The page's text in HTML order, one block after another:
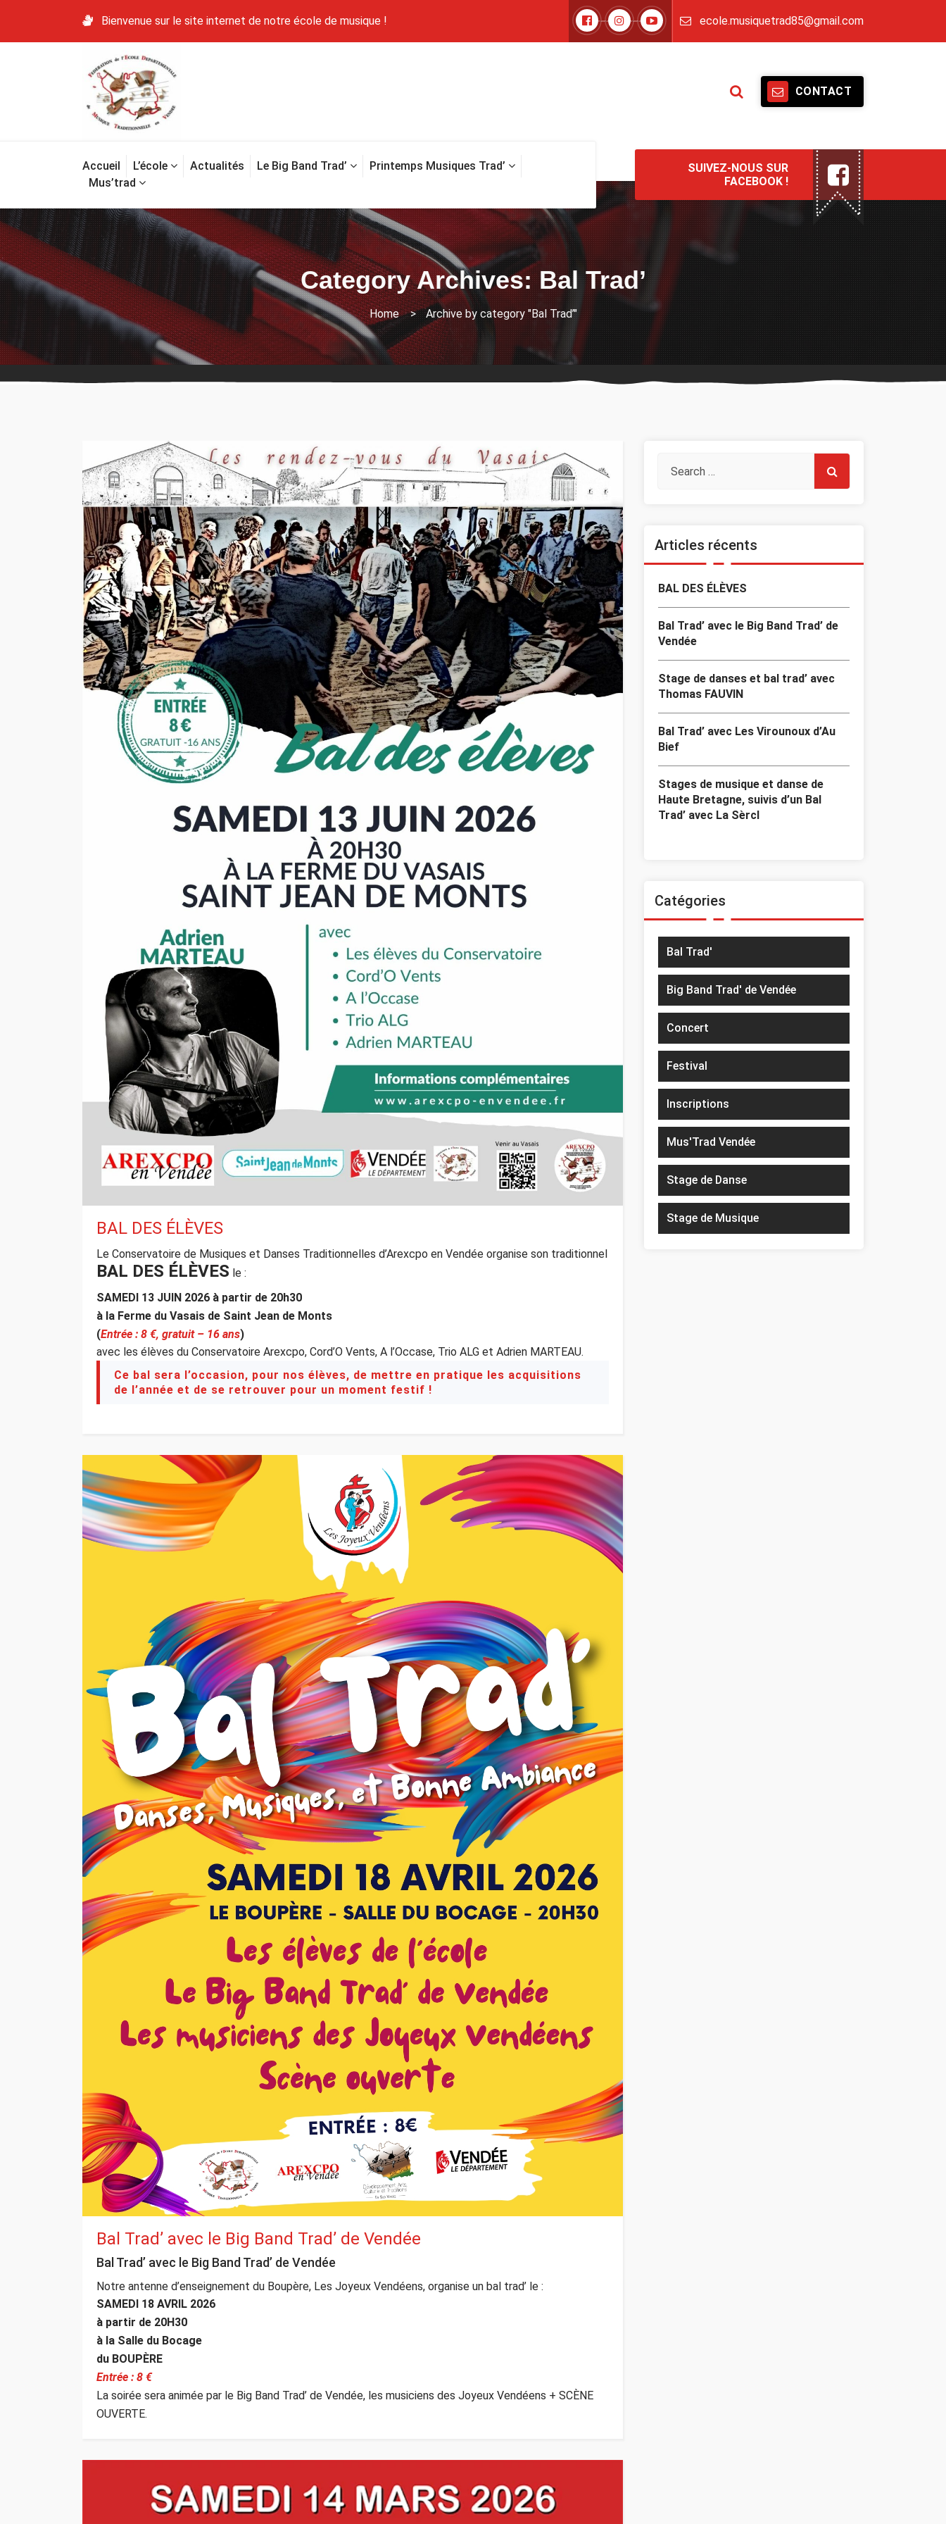
Bienvenue sur le site internet de notre école de musique ! ecole.musiquetrad85@gmail.com
CONTACT
Accueil L’école Actualités Le Big Band Trad’
Printemps Musiques Trad’
Mus’trad
SUIVEZ-NOUS SUR
FACEBOOK !
Category Archives: Bal Trad’
Home > Archive by category "Bal Trad’"
BAL DES ÉLÈVES
Le Conservatoire de Musiques et Danses Traditionnelles d’Arexcpo en Vendée organise son traditionnel
BAL DES ÉLÈVES le :
SAMEDI 13 JUIN 2026 à partir de 20h30
à la Ferme du Vasais de Saint Jean de Monts
(Entrée : 8 €, gratuit – 16 ans)
avec les élèves du Conservatoire Arexcpo, Cord’O Vents, A l’Occase, Trio ALG et Adrien MARTEAU.
Ce bal sera l’occasion, pour nos élèves, de mettre en pratique les acquisitions
de l’année et de se retrouver pour un moment festif !
Bal Trad’ avec le Big Band Trad’ de Vendée
Bal Trad’ avec le Big Band Trad’ de Vendée
Notre antenne d’enseignement du Boupère, Les Joyeux Vendéens, organise un bal trad’ le :
SAMEDI 18 AVRIL 2026
à partir de 20H30
à la Salle du Bocage
du BOUPÈRE
Entrée : 8 €
La soirée sera animée par le Big Band Trad’ de Vendée, les musiciens des Joyeux Vendéens + SCÈNE
OUVERTE.
Articles récents
BAL DES ÉLÈVES
Bal Trad’ avec le Big Band Trad’ de
Vendée
Stage de danses et bal trad’ avec
Thomas FAUVIN
Bal Trad’ avec Les Virounoux d’Au
Bief
Stages de musique et danse de
Haute Bretagne, suivis d’un Bal
Trad’ avec La Sèrcl
Catégories
Bal Trad'
Big Band Trad' de Vendée
Concert
Festival
Inscriptions
Mus'Trad Vendée
Stage de Danse
Stage de Musique